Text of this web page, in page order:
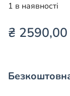
1 в наявності
₴ 2590,00